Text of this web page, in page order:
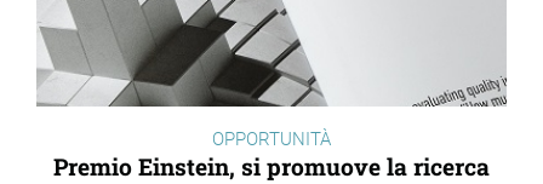
OPPORTUNITÀ
Premio Einstein, si promuove la ricerca